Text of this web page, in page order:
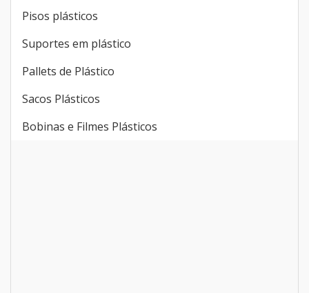
Pisos plásticos
Suportes em plástico
Pallets de Plástico
Sacos Plásticos
Bobinas e Filmes Plásticos